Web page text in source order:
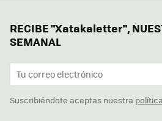
RECIBE "Xatakaletter",
SEMANAL
Suscribiéndote aceptas nuestra